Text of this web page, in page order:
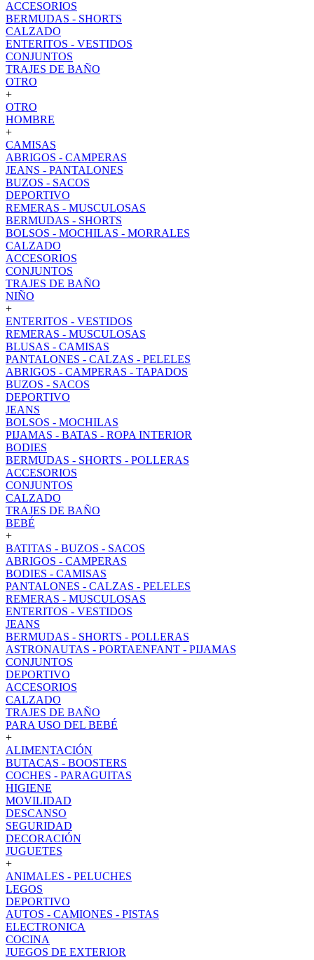
ACCESORIOS
BERMUDAS - SHORTS
CALZADO
ENTERITOS - VESTIDOS
CONJUNTOS
TRAJES DE BAÑO
OTRO
+
OTRO
HOMBRE
+
CAMISAS
ABRIGOS - CAMPERAS
JEANS - PANTALONES
BUZOS - SACOS
DEPORTIVO
REMERAS - MUSCULOSAS
BERMUDAS - SHORTS
BOLSOS - MOCHILAS - MORRALES
CALZADO
ACCESORIOS
CONJUNTOS
TRAJES DE BAÑO
NIÑO
+
ENTERITOS - VESTIDOS
REMERAS - MUSCULOSAS
BLUSAS - CAMISAS
PANTALONES - CALZAS - PELELES
ABRIGOS - CAMPERAS - TAPADOS
BUZOS - SACOS
DEPORTIVO
JEANS
BOLSOS - MOCHILAS
PIJAMAS - BATAS - ROPA INTERIOR
BODIES
BERMUDAS - SHORTS - POLLERAS
ACCESORIOS
CONJUNTOS
CALZADO
TRAJES DE BAÑO
BEBÉ
+
BATITAS - BUZOS - SACOS
ABRIGOS - CAMPERAS
BODIES - CAMISAS
PANTALONES - CALZAS - PELELES
REMERAS - MUSCULOSAS
ENTERITOS - VESTIDOS
JEANS
BERMUDAS - SHORTS - POLLERAS
ASTRONAUTAS - PORTAENFANT - PIJAMAS
CONJUNTOS
DEPORTIVO
ACCESORIOS
CALZADO
TRAJES DE BAÑO
PARA USO DEL BEBÉ
+
ALIMENTACIÓN
BUTACAS - BOOSTERS
COCHES - PARAGUITAS
HIGIENE
MOVILIDAD
DESCANSO
SEGURIDAD
DECORACIÓN
JUGUETES
+
ANIMALES - PELUCHES
LEGOS
DEPORTIVO
AUTOS - CAMIONES - PISTAS
ELECTRONICA
COCINA
JUEGOS DE EXTERIOR